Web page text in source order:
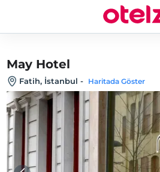
May Hotel
Fatih, İstanbul - Haritada Göster